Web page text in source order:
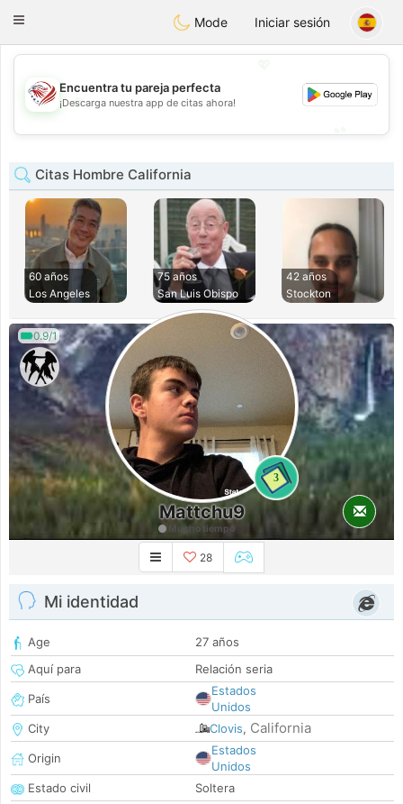
StatesDating
Toggle
Mode Iniciar sesión
💕
Encuentra tu pareja perfecta
¡Descarga nuestra app de citas ahora!
Citas Hombre California
60 años
Los Angeles
75 años
San Luis Obispo
42 años
Stockton
0.9/1
3
Mattchu9
Mucho tiempo
28
Mi identidad
Age
27 años
Aquí para
Relación seria
País
Estados
Unidos
City
Clovis, California
Origin
Estados
Unidos
Estado civil
Soltera